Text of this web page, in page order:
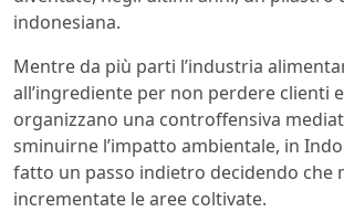
indonesiana.
Mentre da più parti l’industria
all’ingrediente per non perdere clienti
organizzano una controffensiva
sminuirne l’impatto ambientale, in
fatto un passo indietro decidendo che
incrementate le aree coltivate.